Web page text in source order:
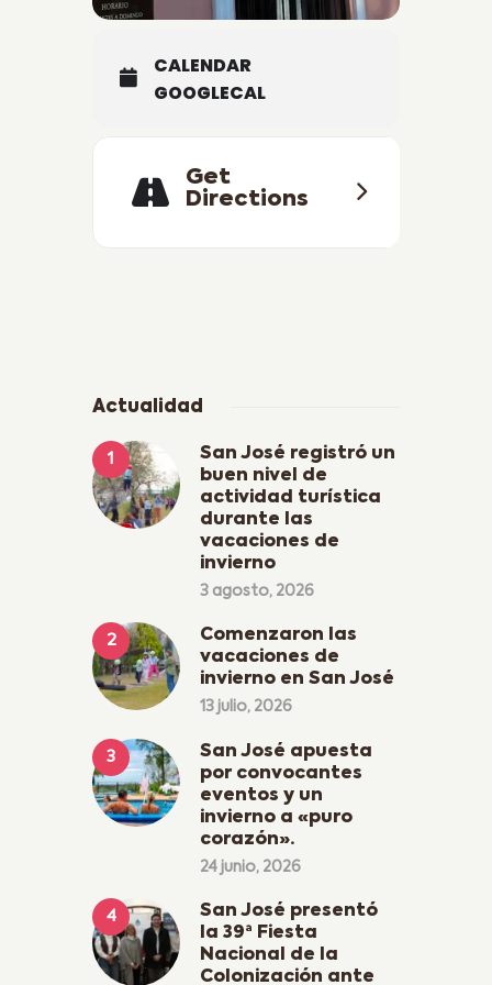
CALENDAR
GOOGLECAL
Get
Directions
Actualidad
San José registró un
buen nivel de
actividad turística
durante las
vacaciones de
invierno
3 agosto, 2026
Comenzaron las
vacaciones de
invierno en San José
13 julio, 2026
San José apuesta
por convocantes
eventos y un
invierno a «puro
corazón».
24 junio, 2026
San José presentó
la 39ª Fiesta
Nacional de la
Colonización ante